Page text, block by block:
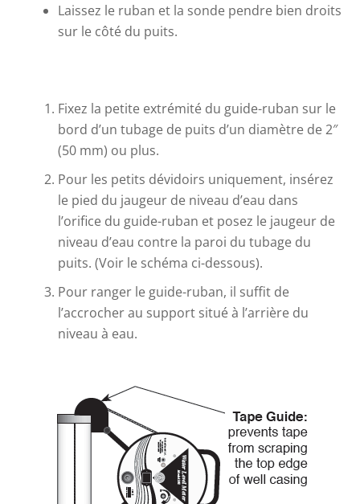
Laissez le ruban et la sonde pendre bien droits
sur le côté du puits.
Fixez la petite extrémité du guide-ruban sur le
bord d’un tubage de puits d’un diamètre de 2″
(50 mm) ou plus.
Pour les petits dévidoirs uniquement, insérez
le pied du jaugeur de niveau d’eau dans
l’orifice du guide-ruban et posez le jaugeur de
niveau d’eau contre la paroi du tubage du
puits. (Voir le schéma ci-dessous).
Pour ranger le guide-ruban, il suffit de
l’accrocher au support situé à l’arrière du
niveau à eau.